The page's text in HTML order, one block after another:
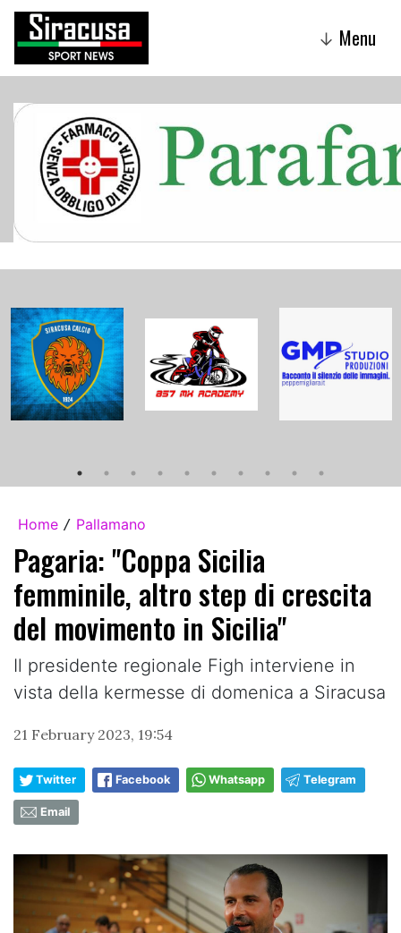
↓ Menu
Home / Pallamano
Pagaria: "Coppa Sicilia
femminile, altro step di crescita
del movimento in Sicilia"
Il presidente regionale Figh interviene in
vista della kermesse di domenica a Siracusa
21 February 2023, 19:54
Twitter Facebook Whatsapp Telegram
Email